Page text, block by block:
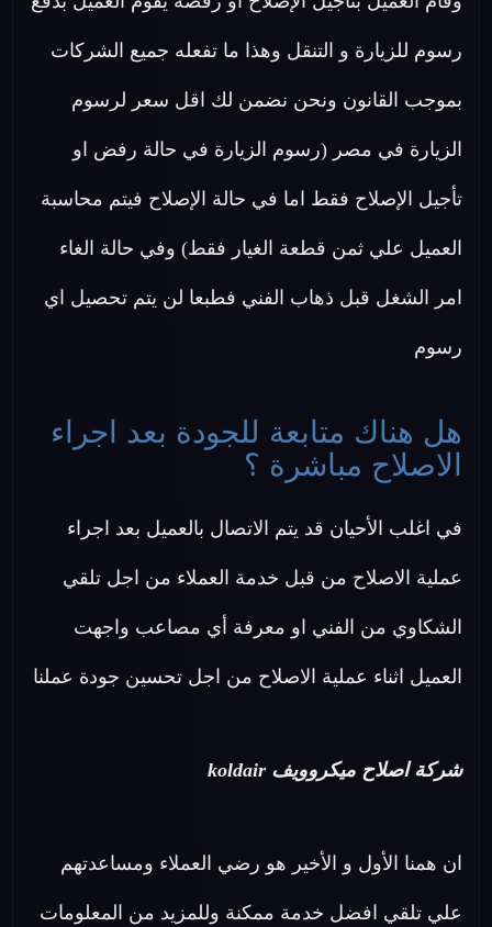
رسوم للزيارة و التنقل وهذا ما تفعله جميع الشركات
بموجب القانون ونحن نضمن لك اقل سعر لرسوم
الزيارة في مصر (رسوم الزيارة في حالة رفض او
تأجيل الإصلاح فقط اما في حالة الإصلاح فيتم محاسبة
العميل علي ثمن قطعة الغيار فقط) وفي حالة الغاء
امر الشغل قبل ذهاب الفني فطبعا لن يتم تحصيل اي
رسوم
هل هناك متابعة للجودة بعد اجراء
الاصلاح مباشرة ؟
في اغلب الأحيان قد يتم الاتصال بالعميل بعد اجراء
عملية الاصلاح من قبل خدمة العملاء من اجل تلقي
الشكاوي من الفني او معرفة أي مصاعب واجهت
العميل اثناء عملية الاصلاح من اجل تحسين جودة عملنا
شركة اصلاح ميكروويف koldair
ان همنا الأول و الأخير هو رضي العملاء ومساعدتهم
علي تلقي افضل خدمة ممكنة وللمزيد من المعلومات